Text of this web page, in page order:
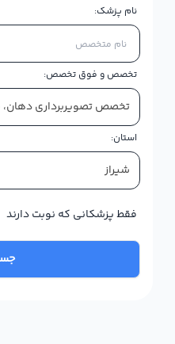
نام پزشک:
تخصص و فوق تخصص:
تخصص تصویربرداری دهان، فک و
استان:
شیراز
فقط پزشکانی که نوبت دارند